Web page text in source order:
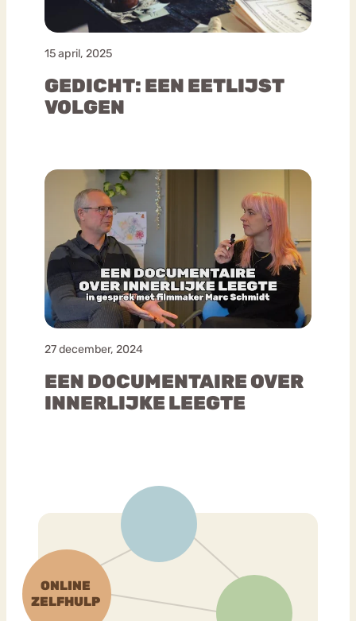
15 april, 2025
GEDICHT: EEN EETLIJST
VOLGEN
27 december, 2024
EEN DOCUMENTAIRE OVER
INNERLIJKE LEEGTE